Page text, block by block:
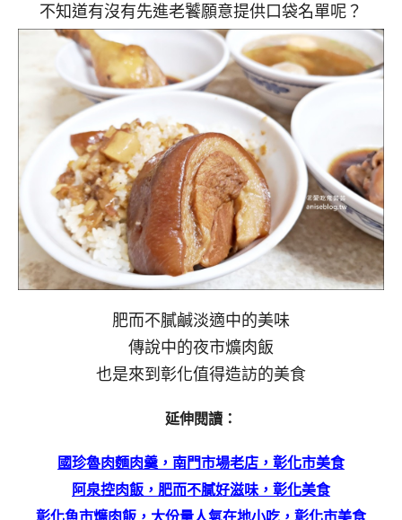
不知道有沒有先進老饕願意提供口袋名單呢？
肥而不膩鹹淡適中的美味
傳說中的夜市爌肉飯
也是來到彰化值得造訪的美食
延伸閱讀：
國珍魯肉麵肉羹，南門市場老店，彰化市美食
阿泉控肉飯，肥而不膩好滋味，彰化美食